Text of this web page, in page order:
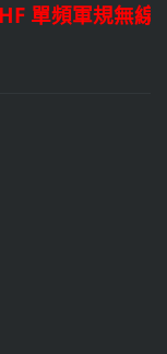
單頻軍規無線